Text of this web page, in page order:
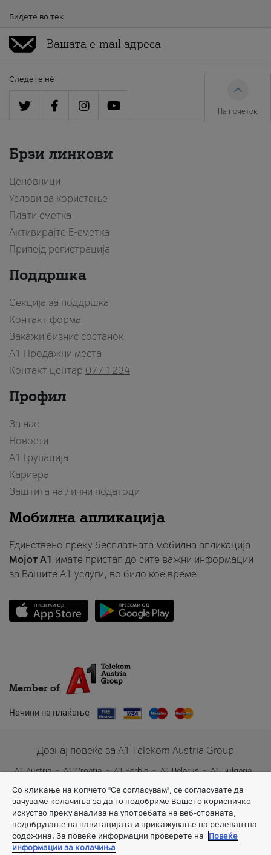
Бидете во тек
Следете нè
На почеток
Брзи линкови
Ценовници
Услови за користење
Плати сметка
Активирајте Е-сметка
Припејд регистрација
Поддршка
Секција за поддршка
Контакт форма
Закажи бизнис состанок
A1 Продажни места
Контакт центар 077 1234
Профил
За нас
Новости
А1 Групација
Кариера
Заштита на лични податоци
Мобилна апликација
Единствено преку бесплатната мобилна апликација
Мојот A1 имате пристап до сите важни информации
за Вашите A1 услуги, во било кое време.
Member of
Начини на плаќање
Дознај повеќе за A1 Telekom Austria Group
A1 Austria A1 Croatia A1 Serbia A1 Belarus
A1 Bulgaria
A1 Slovenia
A1 Digital
Со кликање на копчето "Се согласувам", се согласувате да
зачуваме колачиња за да го подобриме Вашето корисничко
искуство преку анализа на употребата на веб-страната,
подобрување на навигацијата и прикажување на релевантна
содржина. За повеќе информации проверете на
Повеќе
информации за колачиња